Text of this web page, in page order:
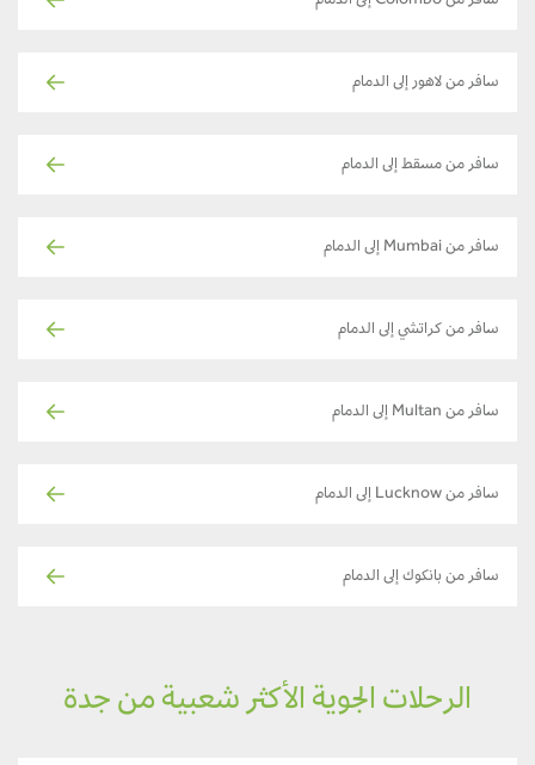
سافر من لاهور إلى الدمام
سافر من مسقط إلى الدمام
سافر من Mumbai إلى الدمام
سافر من كراتشي إلى الدمام
سافر من Multan إلى الدمام
سافر من Lucknow إلى الدمام
سافر من بانكوك إلى الدمام
الرحلات الجوية الأكثر شعبية من جدة